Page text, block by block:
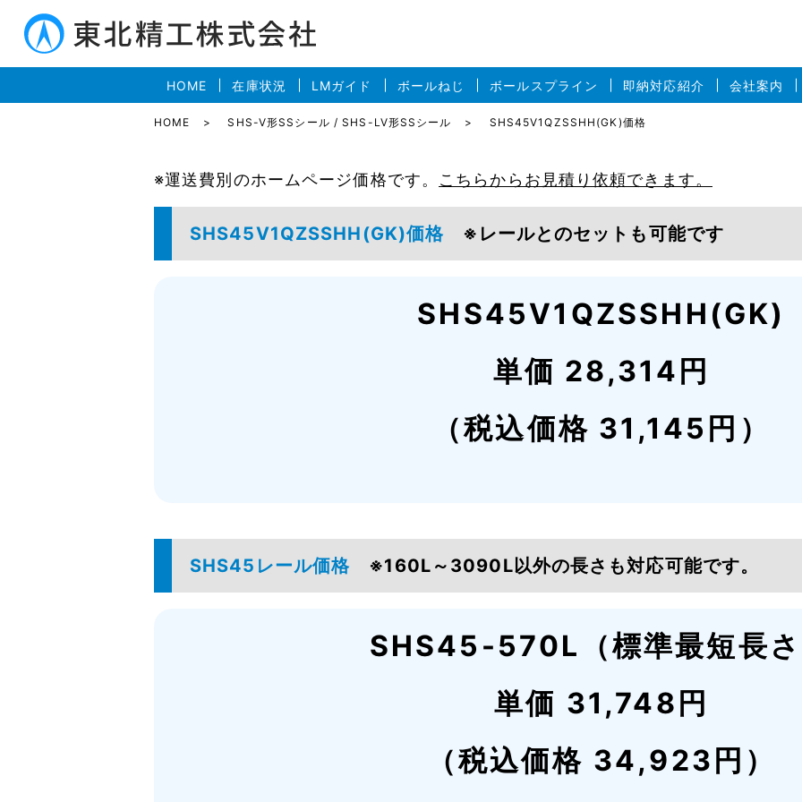
HOME 在庫状況 LMガイド ボールねじ ボールスプライン 即納対応紹介 会社案内
HOME SHS-V形SSシール / SHS-LV形SSシール SHS45V1QZSSHH(GK)価格
※運送費別のホームページ価格です。 こちらからお見積り依頼できます。
SHS45V1QZSSHH(GK)価格 ※レールとのセットも可能です
SHS45V1QZSSHH(GK)
単価 28,314円
（税込価格 31,145円）
SHS45レール価格 ※160L～3090L以外の長さも対応可能です。
SHS45-570L（標準最短長
単価 31,748円
（税込価格 34,923円）